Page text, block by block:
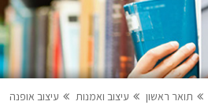
תואר ראשון עיצוב ואמנות עיצוב אופנה